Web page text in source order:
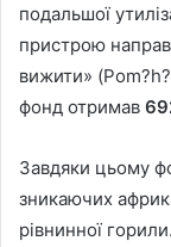
подальшої
пристрою
вижити»
фонд отримав
Завдяки цьому
зникаючих
рівнинної